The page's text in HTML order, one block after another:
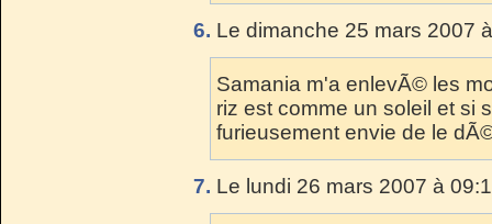
6. Le dimanche 25 mars 2007
Samania m'a enlevÃ© les
riz est comme un soleil et si
furieusement envie de le
7. Le lundi 26 mars 2007 à